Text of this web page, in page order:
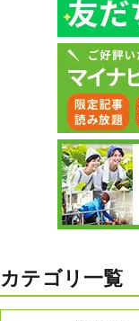
カテゴリ一覧